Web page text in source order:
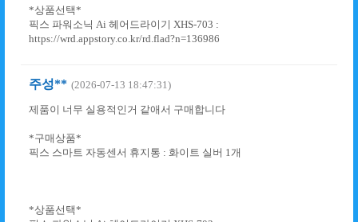
*상품선택*
픽스 파워소닉 Ai 헤어드라이기 XHS-703 :
https://wrd.appstory.co.kr/rd.flad?n=136986
주성** (2026-07-13 18:47:31)
제품이 너무 실용적인거 같애서 구매합니다
*구매상품*
픽스 스마트 자동센서 휴지통 : 화이트 실버 1개
*상품선택*